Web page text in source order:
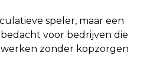
speler, maar een
voor bedrijven die
zonder kopzorgen